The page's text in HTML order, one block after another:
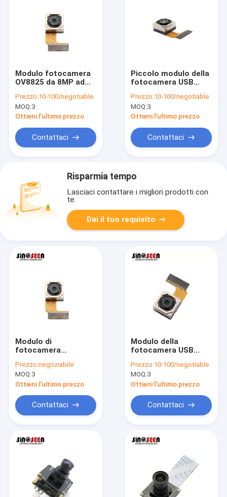
Modulo fotocamera
OV8825 da 8MP ad
basso consumo
energetico e design
compatto
Prezzo:10-100/negotiable
MOQ:3
Ottieni l'ultimo prezzo
Contattaci
Piccolo modulo della
fotocamera USB
Autofocus E OV8825
Prezzo:10-100/negotiable
MOQ:3
Ottieni l'ultimo prezzo
Contattaci
Risparmia tempo
Lasciaci contattare i migliori prodotti con
te.
Dai il tuo requisito
Modulo di
fotocamera
con autofocus e
sensore OV8825 per
personalizzabili
Prezzo:negoziabile
MOQ:3
Ottieni l'ultimo prezzo
Contattaci
Modulo della
fotocamera USB
risoluzione OV8825
Prezzo:10-100/negotiable
MOQ:3
Ottieni l'ultimo prezzo
Contattaci